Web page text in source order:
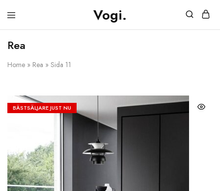
Vogi.
Vogi.se
Möbler
Rea
Home » Rea » Sida 11
BÄSTSÄLJARE JUST NU